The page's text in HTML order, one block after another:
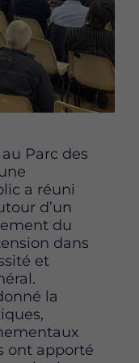
Parc des
a réuni
d’un
du
dans
et
la
ont apporté